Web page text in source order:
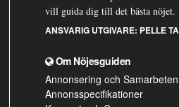
vill guida dig till det bästa nöjet.
ANSVARIG UTGIVARE: PELLE
Om Nöjesguiden
Annonsering och Samarbeten
Annonsspecifikationer